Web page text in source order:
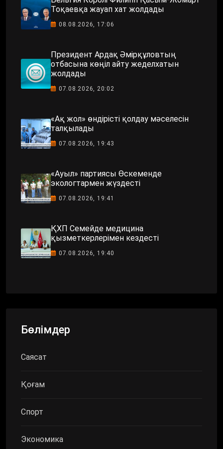
Тоқаевқа жауап хат жолдады
08.08.2026, 17:06
Президент Ардақ Әмірқұловтың
отбасына көңіл айту жеделхатын
жолдады
07.08.2026, 20:02
«Ақ жол» өндірісті қолдау мәселесін
талқылады
07.08.2026, 19:43
«Ауыл» партиясы Өскеменде
экологтармен жүздесті
07.08.2026, 19:41
ҚХП Семейде медицина
қызметкерлерімен кездесті
07.08.2026, 19:40
Бөлімдер
Саясат
Қоғам
Спорт
Экономика